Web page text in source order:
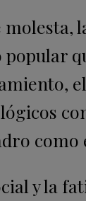
como
y la